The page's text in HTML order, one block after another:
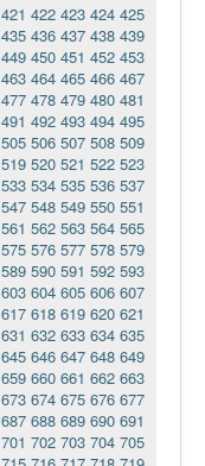
421 422 423 424 425
435 436 437 438 439
449 450 451 452 453
463 464 465 466 467
477 478 479 480 481
491 492 493 494 495
505 506 507 508 509
519 520 521 522 523
533 534 535 536 537
547 548 549 550 551
561 562 563 564 565
575 576 577 578 579
589 590 591 592 593
603 604 605 606 607
617 618 619 620 621
631 632 633 634 635
645 646 647 648 649
659 660 661 662 663
673 674 675 676 677
687 688 689 690 691
701 702 703 704 705